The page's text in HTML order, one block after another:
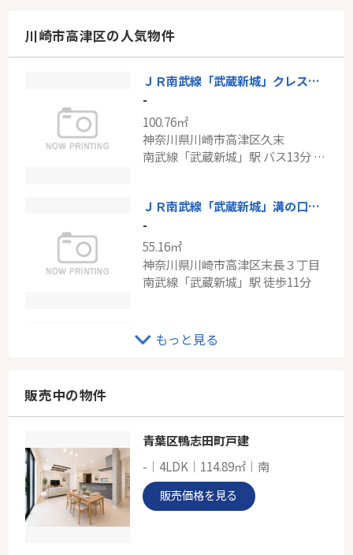
神奈川県川崎市川崎区田島町
南武線「小田栄」駅 徒歩7分
95.71㎡～97.33㎡
神奈川県川崎市川崎区藤崎１丁目
川崎市高津区の人気物件
ＪＲ南武線「武蔵新城」クレストフォルム日吉レインボーズヒルサウスコート棟
-
100.76㎡
神奈川県川崎市高津区久末
南武線「武蔵新城」駅 バス13分 「蟹ヶ谷」 停歩1分
ＪＲ南武線「武蔵新城」溝の口南パークホームズ
-
55.16㎡
神奈川県川崎市高津区末長３丁目
南武線「武蔵新城」駅 徒歩11分
-
-
109.73㎡
神奈川県川崎市高津区瀬田
もっと見る
販売中の物件
青葉区鴨志田町戸建
-｜4LDK｜114.89㎡｜南
販売価格を見る